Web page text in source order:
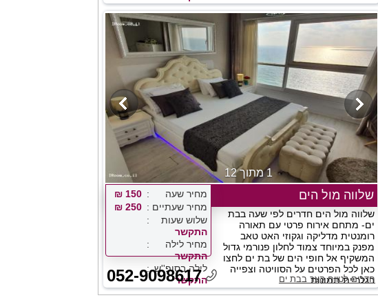
1 מתוך 12
שלווה מול הים
שלווה מול הים חדרים לפי שעה בבת
ים- מתחם אירוח פרטי עם תאורה
רומנטית מדליקה וגקוזי האט טאב
מפנק במיוחד צמוד לחלון פנורמי גדול
המשקיף אל חופי הים של בת ים לחצו
כאן לכל הפרטים על הסוויטה וצפייה
בגלריית תמונות...
חדרים לטווח קצר בבת ים
מחיר שעה
150 ₪
מחיר שעתיים
250 ₪
שלוש שעות
התקשר
מחיר לילה
התקשר
לילה בסופ''ש
התקשר
052-9098617